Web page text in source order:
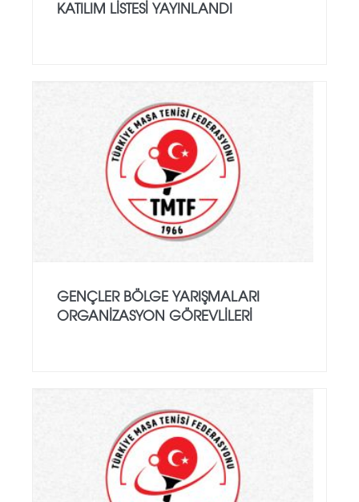
KATILIM LİSTESİ YAYINLANDI
GENÇLER BÖLGE YARIŞMALARI
ORGANİZASYON GÖREVLİLERİ